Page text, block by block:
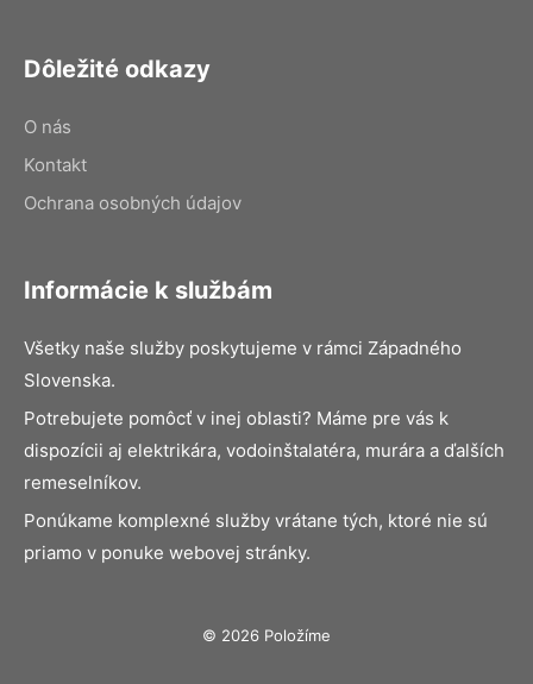
Dôležité odkazy
O nás
Kontakt
Ochrana osobných údajov
Informácie k službám
Všetky naše služby poskytujeme v rámci Západného
Slovenska.
Potrebujete pomôcť v inej oblasti? Máme pre vás k
dispozícii aj elektrikára, vodoinštalatéra, murára a ďalších
remeselníkov.
Ponúkame komplexné služby vrátane tých, ktoré nie sú
priamo v ponuke webovej stránky.
© 2026 Položíme